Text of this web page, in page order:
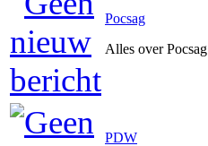
Pocsag
Alles over Pocsag
PDW